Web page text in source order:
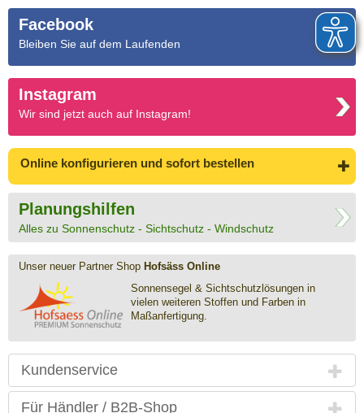
Facebook
Bleiben Sie auf dem Laufenden
Instagram
Wir sind jetzt auch auf Instagram!
Online konfigurieren und sofort bestellen
Planungshilfen
Alles zu Sonnenschutz - Sichtschutz - Windschutz
Unser neuer Partner Shop Hofsäss Online
Sonnensegel & Sichtschutz­lösungen in
vielen weiteren Stoffen und Farben in
Maßanfertigung.
Kundenservice
Für Händler / B2B-Shop